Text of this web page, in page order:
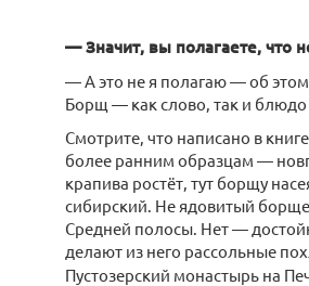
— Значит, вы полагаете, что
— А это не я полагаю — об
Борщ — как слово, так и
Смотрите, что написано в
более ранним образцам —
крапива ростёт, тут борщу
сибирский. Не ядовитый
Средней полосы. Нет —
делают из него рассольные
Пустозерский монастырь на